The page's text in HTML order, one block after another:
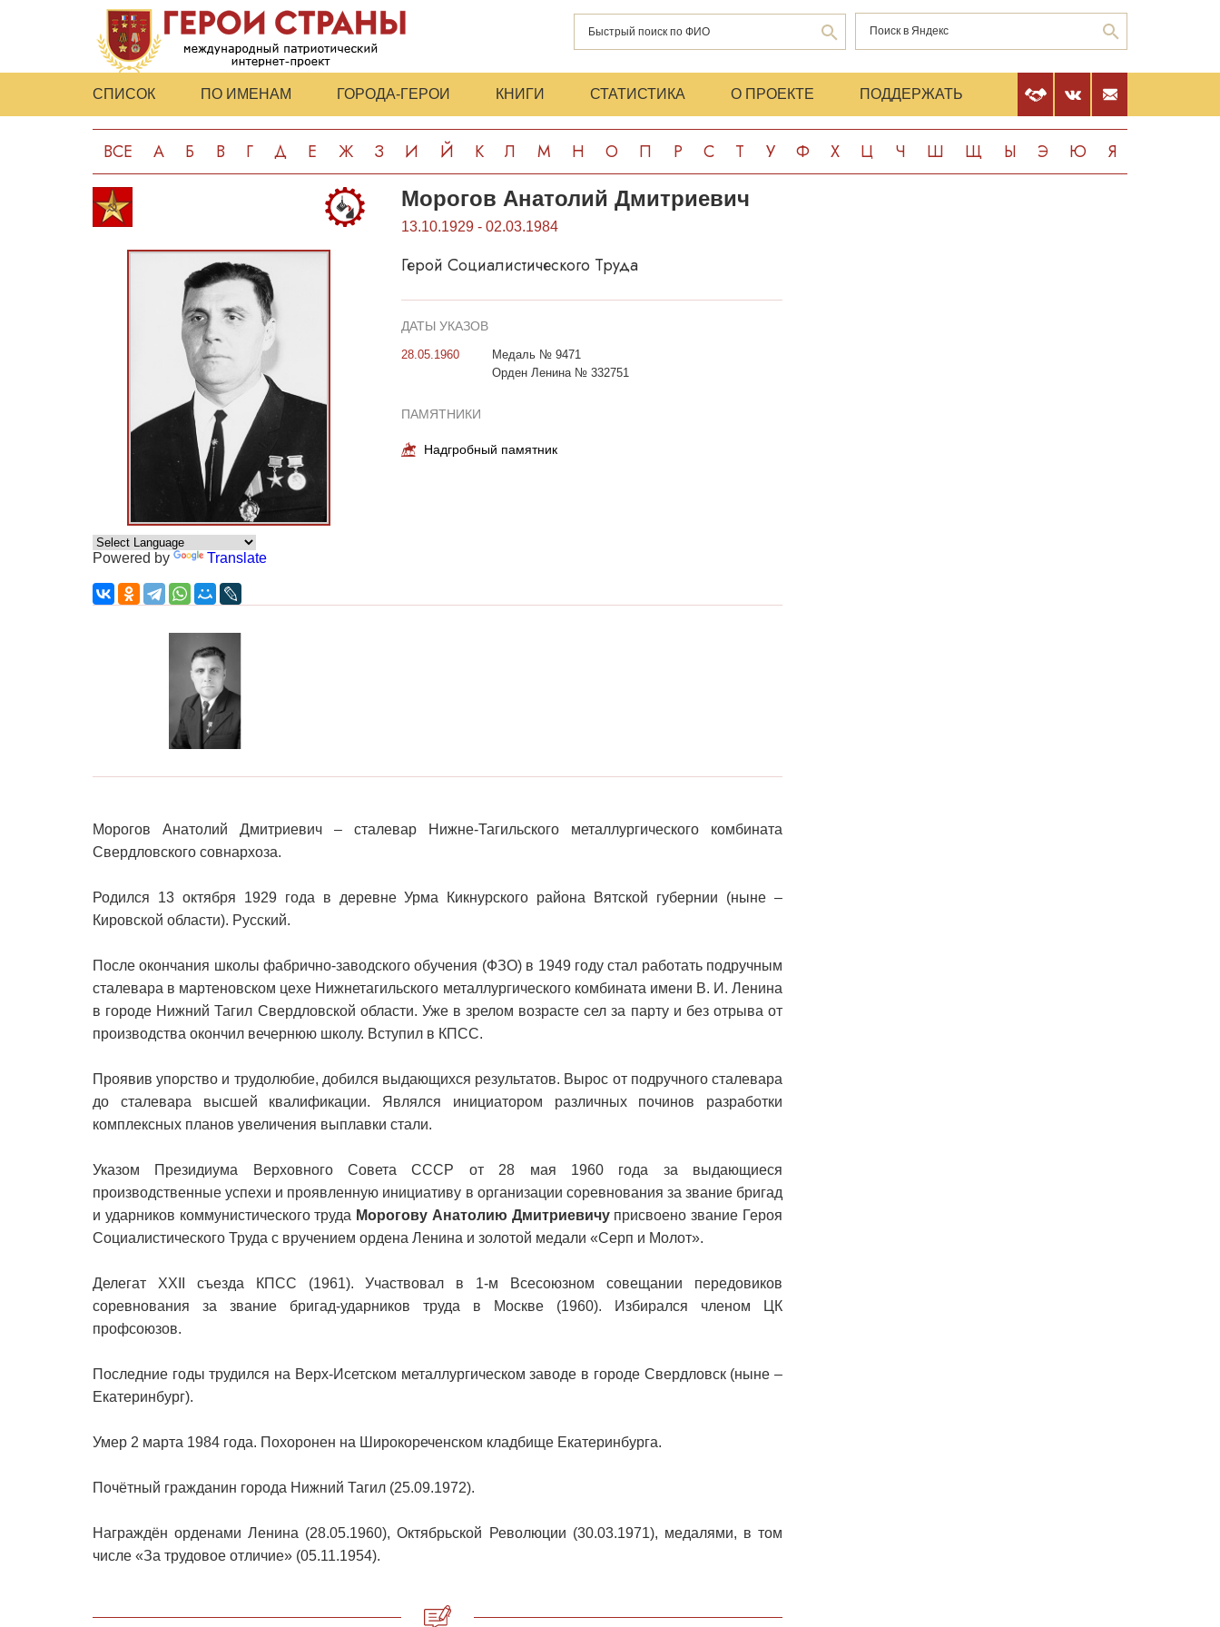
СПИСОК ПО ИМЕНАМ ГОРОДА-ГЕРОИ КНИГИ СТАТИСТИКА О ПРОЕКТЕ ПОДДЕРЖАТЬ
ВСЕ А Б В Г Д Е Ж З И Й К Л М Н О П Р С Т У Ф Х Ц Ч Ш Щ Ы Э Ю Я
Powered by Translate
Морогов Анатолий Дмитриевич
13.10.1929 - 02.03.1984
Герой Социалистического Труда
ДАТЫ УКАЗОВ
28.05.1960
Медаль № 9471
Орден Ленина № 332751
ПАМЯТНИКИ
Надгробный памятник
Морогов Анатолий Дмитриевич – сталевар Нижне-Тагильского металлургического комбината
Свердловского совнархоза.
Родился 13 октября 1929 года в деревне Урма Кикнурского района Вятской губернии (ныне –
Кировской области). Русский.
После окончания школы фабрично-заводского обучения (ФЗО) в 1949 году стал работать подручным
сталевара в мартеновском цехе Нижнетагильского металлургического комбината имени В. И. Ленина
в городе Нижний Тагил Свердловской области. Уже в зрелом возрасте сел за парту и без отрыва от
производства окончил вечернюю школу. Вступил в КПСС.
Проявив упорство и трудолюбие, добился выдающихся результатов. Вырос от подручного сталевара
до сталевара высшей квалификации. Являлся инициатором различных починов разработки
комплексных планов увеличения выплавки стали.
Указом Президиума Верховного Совета СССР от 28 мая 1960 года за выдающиеся
производственные успехи и проявленную инициативу в организации соревнования за звание бригад
и ударников коммунистического труда Морогову Анатолию Дмитриевичуприсвоено звание Героя
Социалистического Труда с вручением ордена Ленина и золотой медали «Серп и Молот».
Делегат XXII съезда КПСС (1961). Участвовал в 1-м Всесоюзном совещании передовиков
соревнования за звание бригад-ударников труда в Москве (1960). Избирался членом ЦК
профсоюзов.
Последние годы трудился на Верх-Исетском металлургическом заводе в городе Свердловск (ныне –
Екатеринбург).
Умер 2 марта 1984 года. Похоронен на Широкореченском кладбище Екатеринбурга.
Почётный гражданин города Нижний Тагил (25.09.1972).
Награждён орденами Ленина (28.05.1960), Октябрьской Революции (30.03.1971), медалями, в том
числе «За трудовое отличие» (05.11.1954).